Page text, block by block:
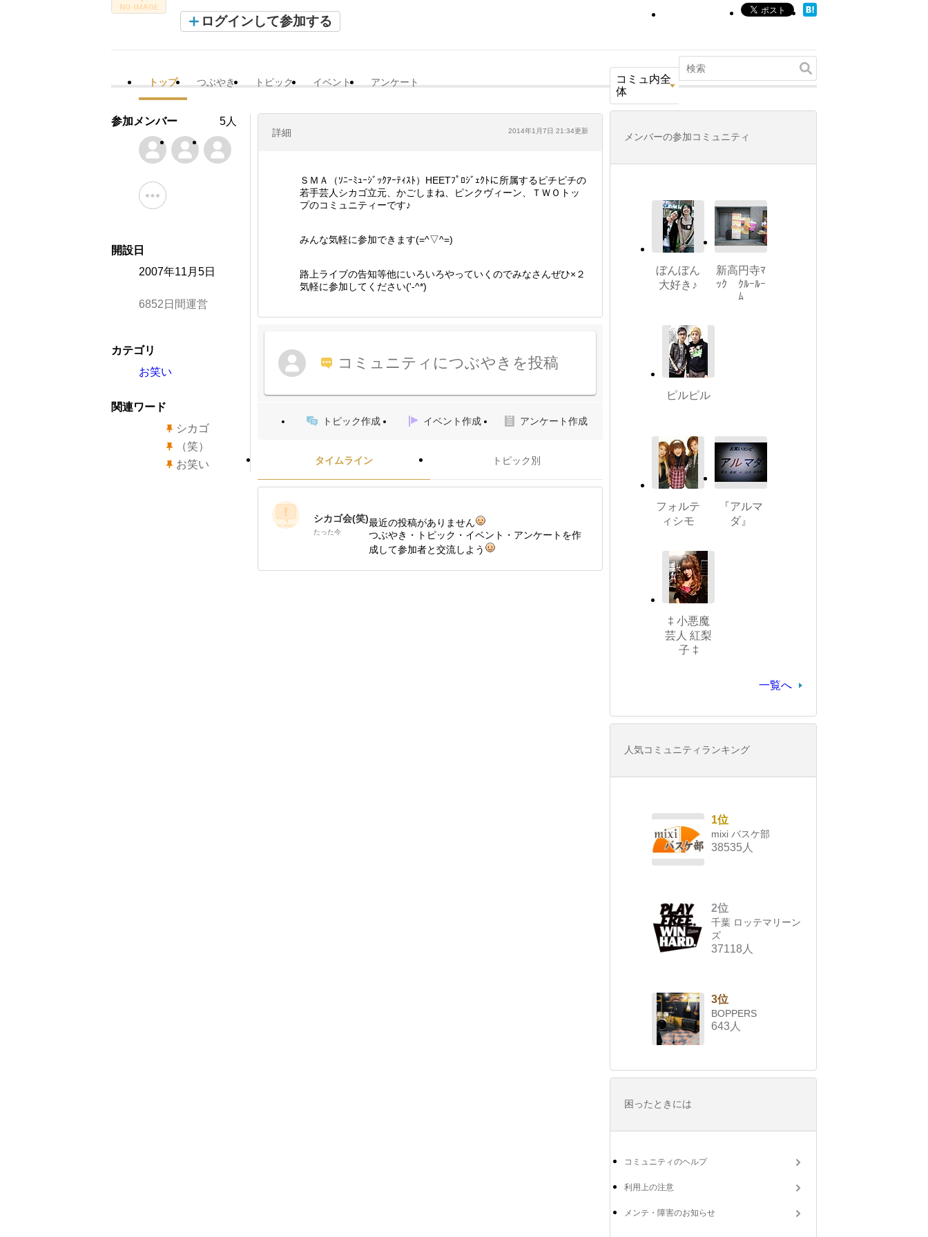
ログインして参加する
トップ つぶやき トピック イベント アンケート
コミュ内全
体
詳細 2014年1月7日 21:34更新
ＳＭＡ（ｿﾆｰﾐｭｰｼﾞｯｸｱｰﾃｨｽﾄ）HEETﾌﾟﾛｼﾞｪｸﾄに所属するピチピチの
若手芸人シカゴ立元、かごしまね、ピンクヴィーン、ＴＷＯトッ
プのコミュニティーです♪
みんな気軽に参加できます(=^▽^=)
路上ライブの告知等他にいろいろやっていくのでみなさんぜひ×２
気軽に参加してください('-^*)
コミュニティにつぶやきを投稿
トピック作成 イベント作成 アンケート作成
タイムライン トピック別
シカゴ会(笑)
たった今
最近の投稿がありません
つぶやき・トピック・イベント・アンケートを作
成して参加者と交流しよう
参加メンバー 5人
開設日
2007年11月5日
6852日間運営
カテゴリ
お笑い
関連ワード
シカゴ
（笑）
お笑い
メンバーの参加コミュニティ
ぼんぼん
大好き♪
新高円寺ﾏ
ｯｸ ｸﾙｰﾙｰ
ﾑ
ピルピル
フォルテ
ィシモ
『アルマ
ダ』
‡ 小悪魔
芸人 紅梨
子 ‡
一覧へ
人気コミュニティランキング
1位
mixi バスケ部
38535人
2位
千葉 ロッテマリーン
ズ
37118人
3位
BOPPERS
643人
困ったときには
コミュニティのヘルプ
利用上の注意
メンテ・障害のお知らせ